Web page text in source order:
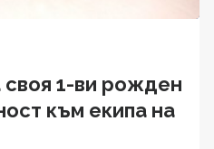
своя 1-ви рожден
към екипа на